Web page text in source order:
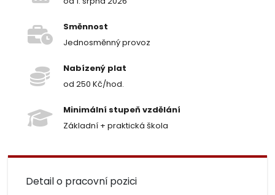
Směnnost
Jednosměnný provoz
Nabízený plat
od 250 Kč/hod.
Minimální stupeň vzdělání
Základní + praktická škola
Detail o pracovní pozici